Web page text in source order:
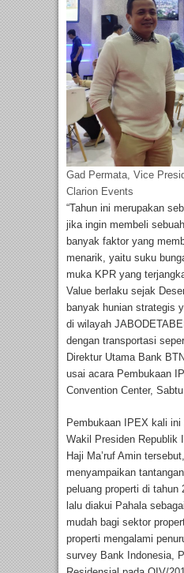
Gad Permata, Vice
Clarion Events
“Tahun ini merupakan
jika ingin membeli
banyak faktor yang
menarik, yaitu suku
muka KPR yang
Value berlaku sejak
banyak hunian strategis
di wilayah
dengan transportasi
Direktur Utama Bank
usai acara Pembukaan
Convention Center, Sabtu
Pembukaan IPEX kali ini
Wakil Presiden Republik
Haji Ma’ruf Amin
menyampaikan
peluang properti di tahun
lalu diakui Pahala
mudah bagi sektor
properti mengalami
survey Bank Indonesia,